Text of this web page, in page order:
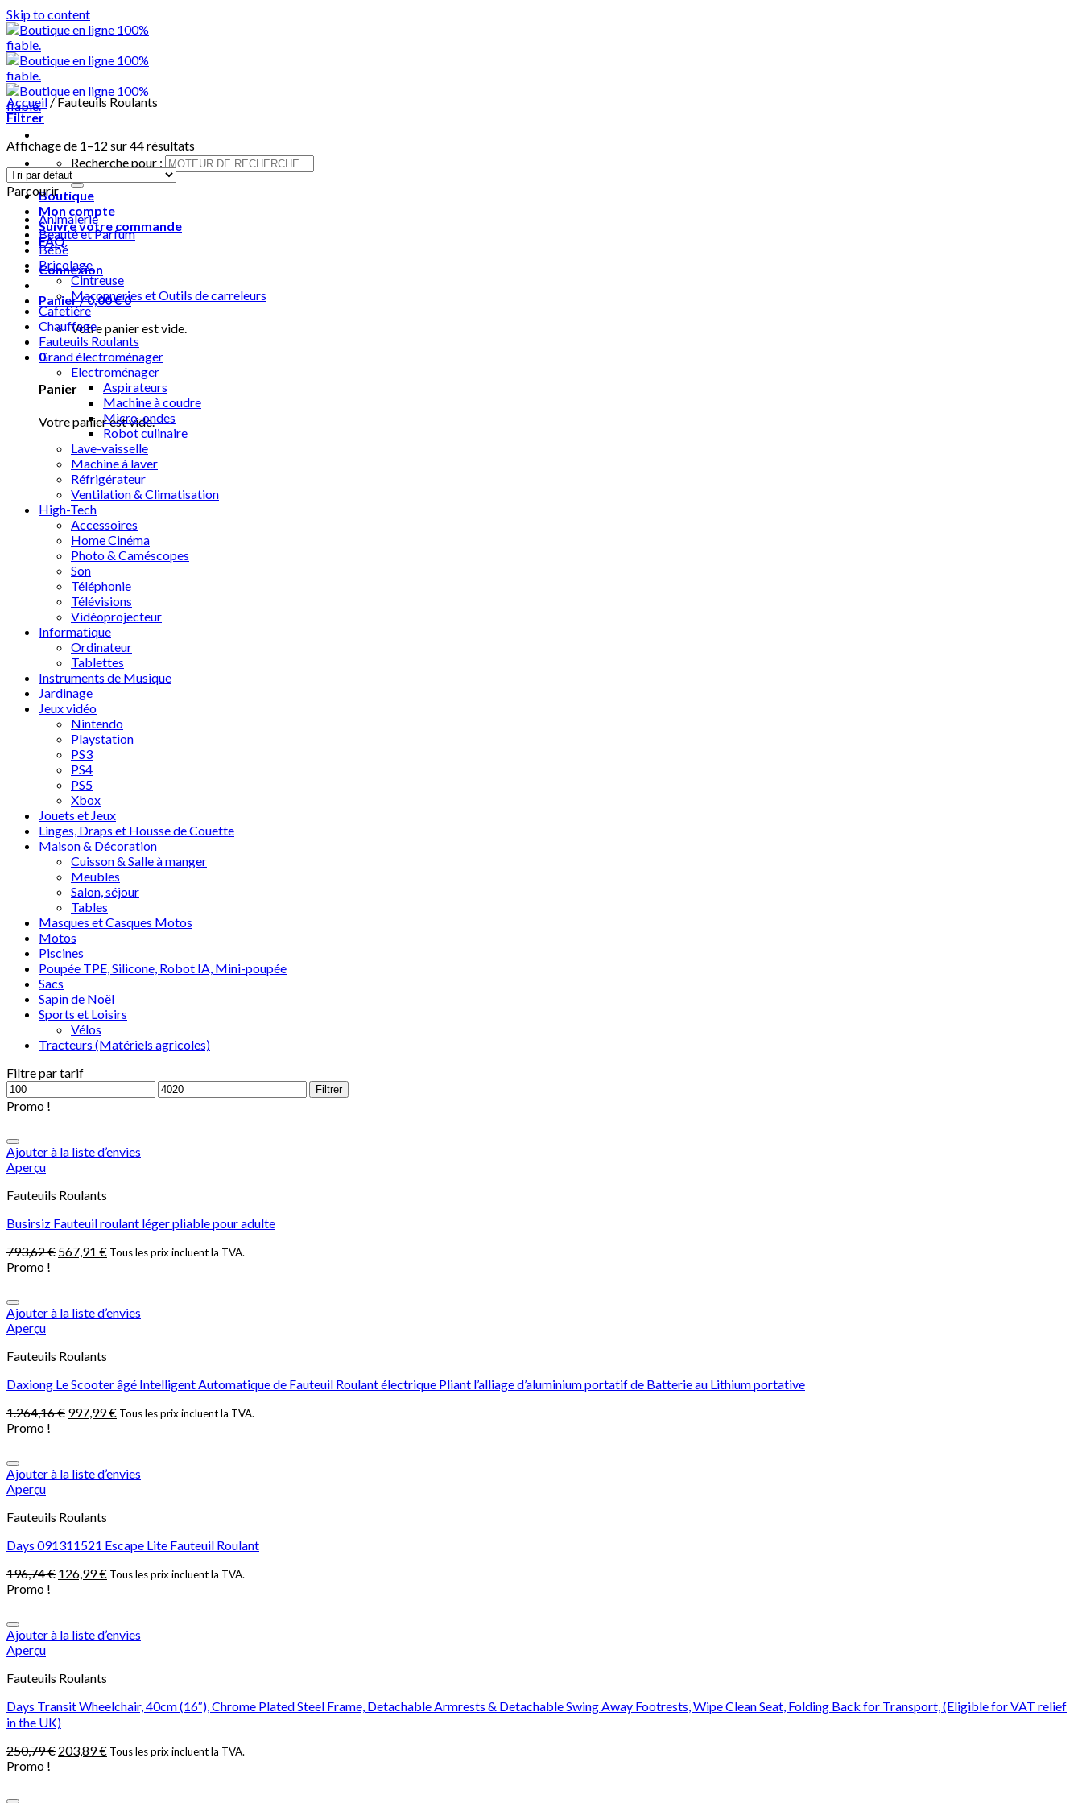
Skip to content
Recherche pour :
Boutique
Mon compte
Suivre votre commande
FAQ
Connexion
Panier /0,00€0
Votre panier est vide.
0
Panier
Votre panier est vide.
Accueil/Fauteuils Roulants
Filtrer
Affichage de 1–12 sur 44 résultats
Parcourir
Animalerie
Beauté et Parfum
Bébé
Bricolage
Cintreuse
Maçonneries et Outils de carreleurs
Cafetière
Chauffage
Fauteuils Roulants
Grand électroménager
Electroménager
Aspirateurs
Machine à coudre
Micro-ondes
Robot culinaire
Lave-vaisselle
Machine à laver
Réfrigérateur
Ventilation & Climatisation
High-Tech
Accessoires
Home Cinéma
Photo & Caméscopes
Son
Téléphonie
Télévisions
Vidéoprojecteur
Informatique
Ordinateur
Tablettes
Instruments de Musique
Jardinage
Jeux vidéo
Nintendo
Playstation
PS3
PS4
PS5
Xbox
Jouets et Jeux
Linges, Draps et Housse de Couette
Maison & Décoration
Cuisson & Salle à manger
Meubles
Salon, séjour
Tables
Masques et Casques Motos
Motos
Piscines
Poupée TPE, Silicone, Robot IA, Mini-poupée
Sacs
Sapin de Noël
Sports et Loisirs
Vélos
Tracteurs (Matériels agricoles)
Filtre par tarif
Filtrer
Promo !
Ajouter à la liste d’envies
Aperçu
Fauteuils Roulants
Busirsiz Fauteuil roulant léger pliable pour adulte
793,62€ 567,91 € Tous les prix incluent la TVA.
Promo !
Ajouter à la liste d’envies
Aperçu
Fauteuils Roulants
Daxiong Le Scooter âgé Intelligent Automatique de Fauteuil Roulant électrique Pliant l’alliage d’aluminium portatif de Batterie au Lithium portative
1.264,16€ 997,99€ Tous les prix incluent la TVA.
Promo !
Ajouter à la liste d’envies
Aperçu
Fauteuils Roulants
Days 091311521 Escape Lite Fauteuil Roulant
196,74€ 126,99€ Tous les prix incluent la TVA.
Promo !
Ajouter à la liste d’envies
Aperçu
Fauteuils Roulants
Days Transit Wheelchair, 40cm (16″), Chrome Plated Steel Frame, Detachable Armrests & Detachable Swing Away Footrests, Wipe Clean Seat, Folding Back for Transport, (Eligible for VAT relief
in the UK)
250,79€ 203,89€ Tous les prix incluent la TVA.
Promo !